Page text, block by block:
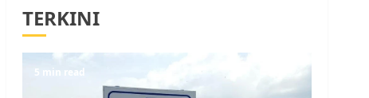
5 JULI 15, 2026
TERKINI
5 min read